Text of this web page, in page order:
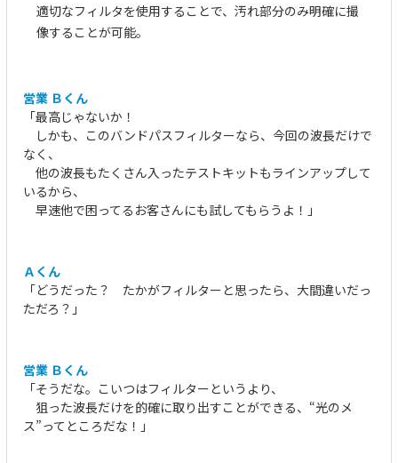
適切なフィルタを使用することで、汚れ部分のみ明確に撮
像することが可能。
営業 Ｂくん
「最高じゃないか！
しかも、このバンドパスフィルターなら、今回の波長だけで
なく、
他の波長もたくさん入ったテストキットもラインアップして
いるから、
早速他で困ってるお客さんにも試してもらうよ！」
Ａくん
「どうだった？ たかがフィルターと思ったら、大間違いだっ
ただろ？」
営業 Ｂくん
「そうだな。こいつはフィルターというより、
狙った波長だけを的確に取り出すことができる、“光のメ
ス”ってところだな！」